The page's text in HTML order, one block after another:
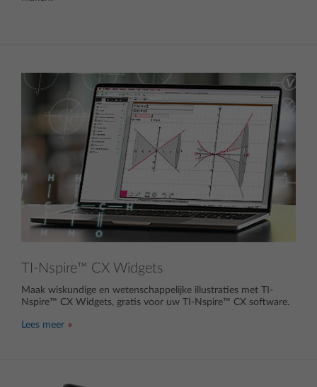
TI-Nspire™ CX Widgets
Maak wiskundige en wetenschappelijke illustraties met TI-
Nspire™ CX Widgets, gratis voor uw TI-Nspire™ CX software.
Lees meer